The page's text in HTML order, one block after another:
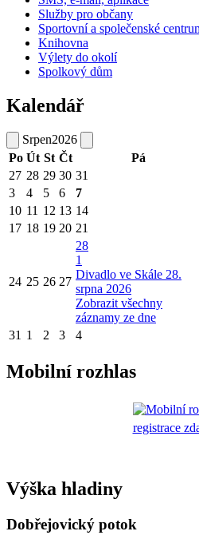
Služby pro občany
Sportovní a společenské
Knihovna
Výlety do okolí
Spolkový dům
Kalendář
Srpen2026
Po Út St Čt Pá
27 28 29 30 31
3
4 5 6 7
10 11 12 13 14
17 18 19 20 21
24 25 26 27
28
1
Divadlo ve Skále 28.
srpna 2026
Zobrazit všechny
záznamy ze dne
31 1 2 3 4
Mobilní rozhlas
registrace
Výška hladiny
Dobřejovický potok